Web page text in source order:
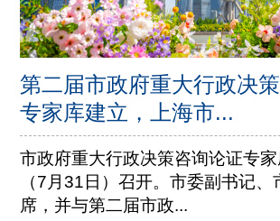
第二届市政府重大行政决
专家库建立，上海市...
市政府重大行政决策咨询论证专
（7月31日）召开。市委副书记、
席，并与第二届市政...